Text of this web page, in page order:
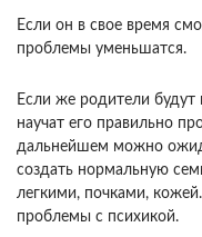
Если он в свое время
проблемы уменьшатся.
Если же родители будут
научат его правильно
дальнейшем можно
создать нормальную
легкими, почками,
проблемы с психикой.